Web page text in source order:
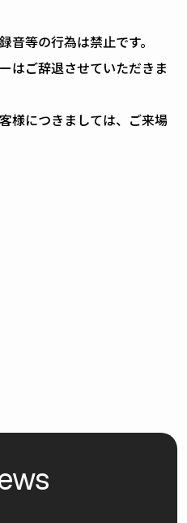
等の行為は禁止です。
はご辞退させていただきま
様につきましては、ご来場